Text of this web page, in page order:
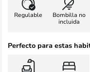
Regulable
Bombilla no
incluida
Perfecto para estas